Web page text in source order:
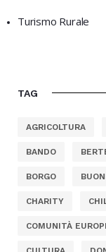
Turismo Rurale
TAG
AGRICOLTURA
BANDO
BORGO
CHARITY
COMUNITÀ